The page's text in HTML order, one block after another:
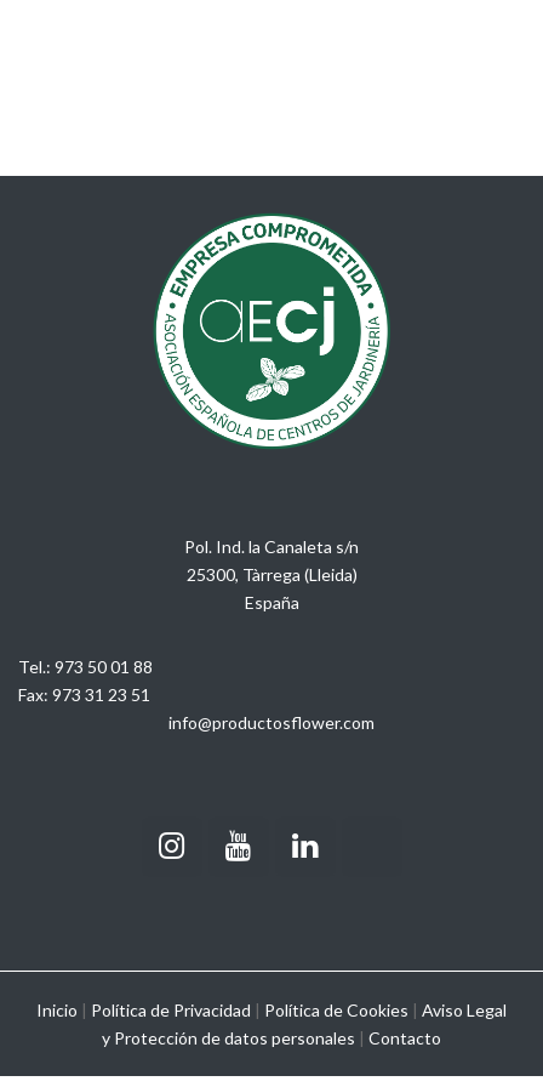
Pol. Ind. la Canaleta s/n
25300, Tàrrega (Lleida)
España
Tel.: 973 50 01 88
Fax: 973 31 23 51
info@productosflower.com
Inicio | Política de Privacidad | Política de Cookies | Aviso Legal
y Protección de datos personales | Contacto